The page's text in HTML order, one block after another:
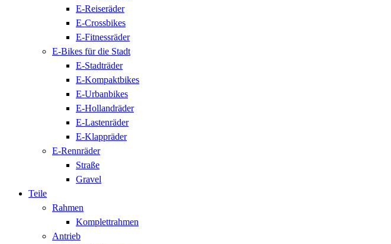
E-Reiseräder
E-Crossbikes
E-Fitnessräder
E-Bikes für die Stadt
E-Stadträder
E-Kompaktbikes
E-Urbanbikes
E-Hollandräder
E-Lastenräder
E-Klappräder
E-Rennräder
Straße
Gravel
Teile
Rahmen
Komplettrahmen
Antrieb